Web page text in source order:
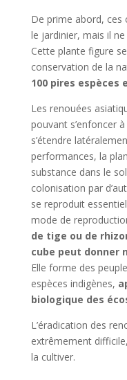
De prime abord, ces
le jardinier, mais il
Cette plante figure
conservation de la
100 pires espèces
Les renouées
pouvant s’enfoncer
s’étendre
performances, la
substance dans le
colonisation par
se reproduit
mode de
de tige ou de
cube peut donner
Elle forme des
espèces indigènes,
biologique des
L’éradication des
extrêmement
la cultiver.